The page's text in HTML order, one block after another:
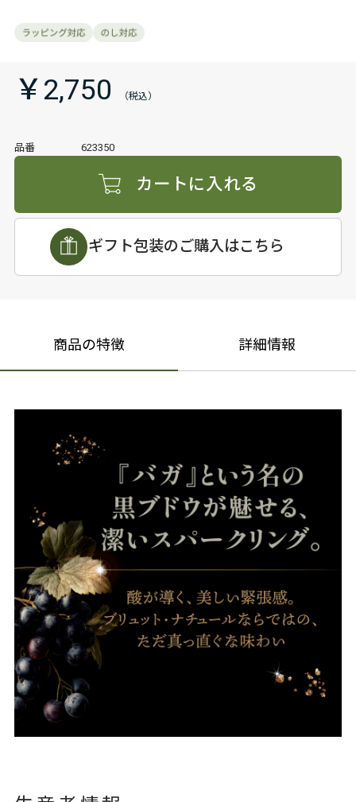
￥2,750
品番 623350
カートに入れる
ギフト包装のご購入はこちら
商品の特徴 詳細情報